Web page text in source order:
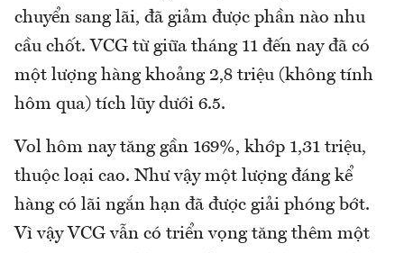
chuyển sang lãi, đã giảm được phần nào nhu
cầu chốt. VCG từ giữa tháng 11 đến nay đã có
một lượng hàng khoảng 2,8 triệu (không tính
hôm qua) tích lũy dưới 6.5.
Vol hôm nay tăng gần 169%, khớp 1,31 triệu,
thuộc loại cao. Như vậy một lượng đáng kể
hàng có lãi ngắn hạn đã được giải phóng bớt.
Vì vậy VCG vẫn có triển vọng tăng thêm một